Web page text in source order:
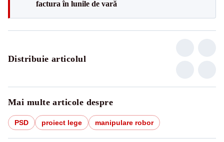
factura în lunile de vară
Distribuie articolul
Mai multe articole despre
PSD proiect lege manipulare robor